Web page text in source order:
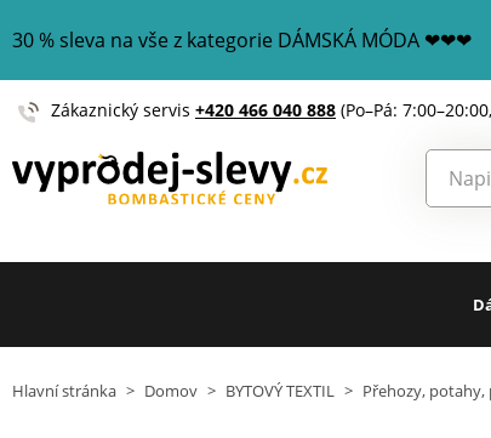
30 % sleva na vše z kategorie DÁMSKÁ MÓDA ❤❤❤
Zákaznický servis +420 466 040 888 (Po–Pá:
Hlavní stránka > Domov > BYTOVÝ TEXTIL > Přehozy, potahy,